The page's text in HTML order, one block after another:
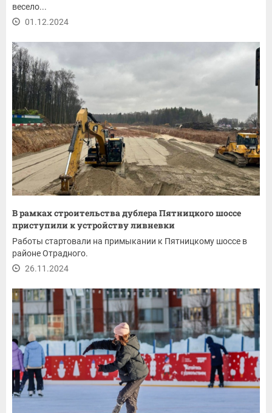
весело...
01.12.2024
В рамках строительства дублера Пятницкого шоссе
приступили к устройству ливневки
Работы стартовали на примыкании к Пятницкому шоссе в
районе Отрадного.
26.11.2024